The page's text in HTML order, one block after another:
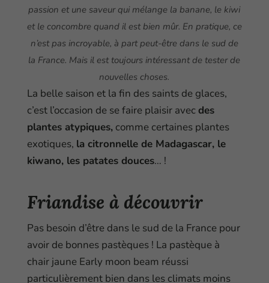
passion et une saveur qui mélange la banane, le kiwi
et le concombre quand il est bien mûr. En pratique, ce
n’est pas incroyable, à part peut-être dans le sud de
la France. Mais il est toujours intéressant de tester de
nouvelles choses.
La belle saison et la fin des saints de glaces,
c’est l’occasion de se faire plaisir avecdes
plantes atypiques,comme certaines plantes
exotiques, la citronnelle de Madagascar, le
kiwano, les patates douces… !
Friandise à découvrir
Pas besoin d’être dans le sud de la France pour
avoir de bonnes pastèques ! La pastèque à
chair jaune Early moon beam réussi
particulièrement bien dans les climats moins